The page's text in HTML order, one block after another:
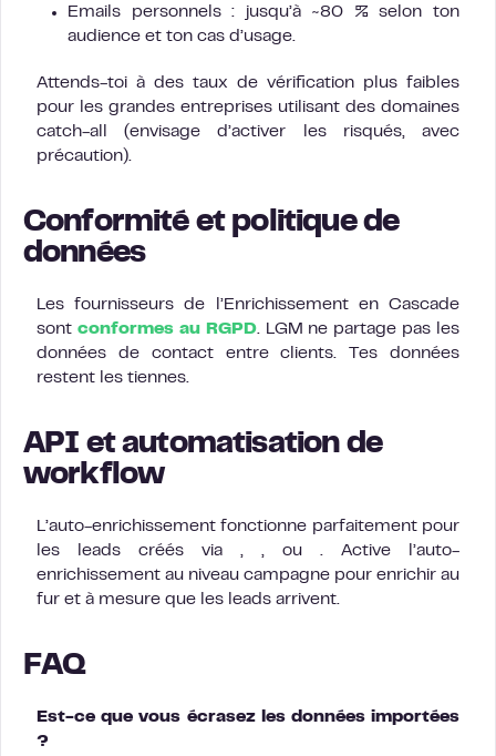
Emails personnels : jusqu’à ~80 % selon ton
audience et ton cas d’usage.
Attends-toi à des taux de vérification plus faibles
pour les grandes entreprises utilisant des domaines
catch-all (envisage d’activer les risqués, avec
précaution).
Conformité et politique de
données
Les fournisseurs de l’Enrichissement en Cascade
sont conformes au RGPD. LGM ne partage pas les
données de contact entre clients. Tes données
restent les tiennes.
API et automatisation de
workflow
L’auto-enrichissement fonctionne parfaitement pour
les leads créés via , , ou . Active l’auto-
enrichissement au niveau campagne pour enrichir au
fur et à mesure que les leads arrivent.
FAQ
Est-ce que vous écrasez les données importées
?